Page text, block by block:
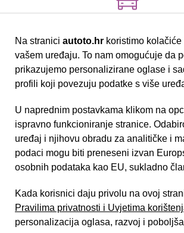
VI
bočni
ESP
treće
-
Na stranici autoto.hr koristimo
vašem uređaju. To nam omogućuje da
prikazujemo personalizirane oglase i
profili koji povezuju podatke s više
U naprednim postavkama klikom na
ispravno funkcioniranje stranice.
uređaj i njihovu obradu za analitičke i
podaci mogu biti preneseni izvan
osobnih podataka kao EU, sukladno
Kada korisnici daju privolu na ovoj
Pravilima privatnosti i Uvjetima
personalizacija oglasa, razvoj i